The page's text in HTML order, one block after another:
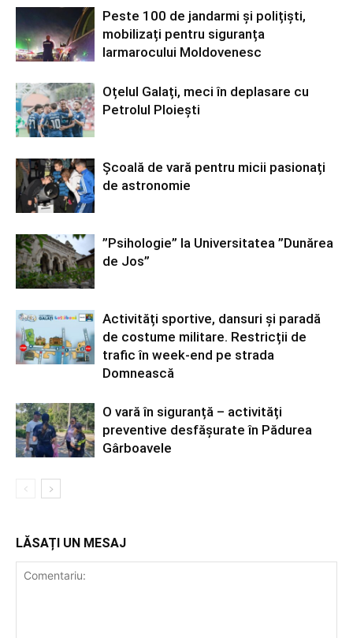
Peste 100 de jandarmi și polițiști,
mobilizați pentru siguranța
Iarmarocului Moldovenesc
Oțelul Galați, meci în deplasare cu
Petrolul Ploiești
Școală de vară pentru micii pasionați
de astronomie
”Psihologie” la Universitatea ”Dunărea
de Jos”
Activități sportive, dansuri și paradă
de costume militare. Restricții de
trafic în week-end pe strada
Domnească
O vară în siguranță – activități
preventive desfășurate în Pădurea
Gârboavele
LĂSAȚI UN MESAJ